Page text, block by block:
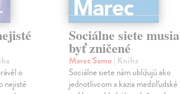
o
nejisté
Sociálne siete musia
byť zničené
Marec Samo| Kniha
Sociálne siete nám ubližujú ako
jednotlivcom a kazia medziľudské